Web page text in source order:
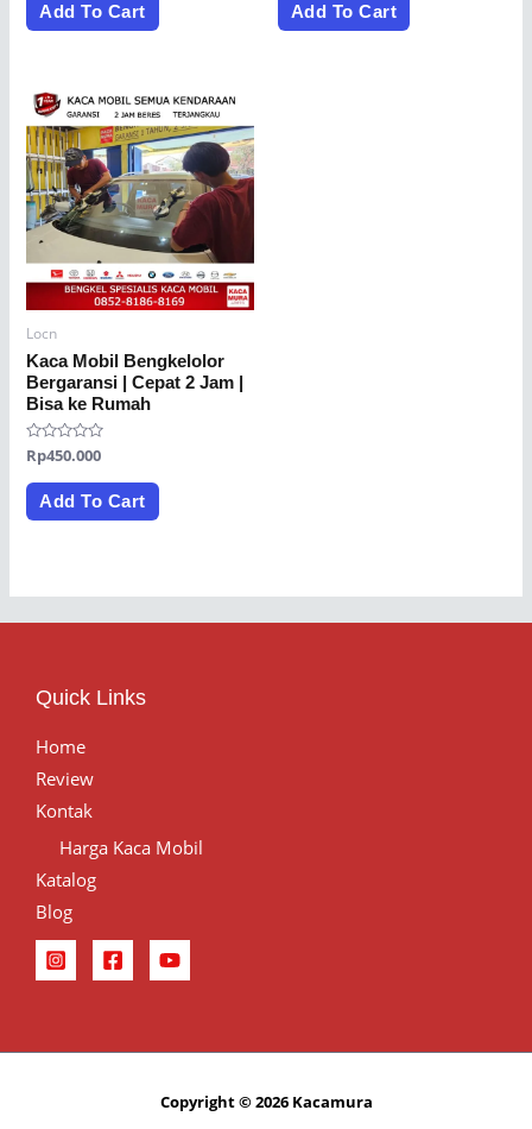
Add To Cart Add To Cart
Locn
Kaca Mobil Bengkelolor
Bergaransi | Cepat 2 Jam |
Bisa ke Rumah
Rated
0
out
Rp450.000
Add To Cart
Quick Links
Home
Review
Kontak
Harga Kaca Mobil
Katalog
Blog
Copyright © 2026 Kacamura